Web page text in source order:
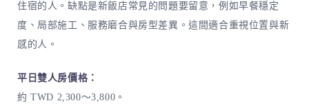
住宿的人。缺點是新飯店常見的問題要留意，例如早餐穩定
度、局部施工、服務磨合與房型差異。這間適合重視位置與新
感的人。
平日雙人房價格：
約 TWD 2,300～3,800。